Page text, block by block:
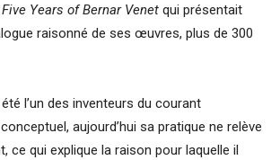
Years of Bernar Venet qui présentait
raisonné de ses œuvres, plus de 300
l’un des inventeurs du courant
aujourd’hui sa pratique ne relève
ce qui explique la raison pour laquelle il